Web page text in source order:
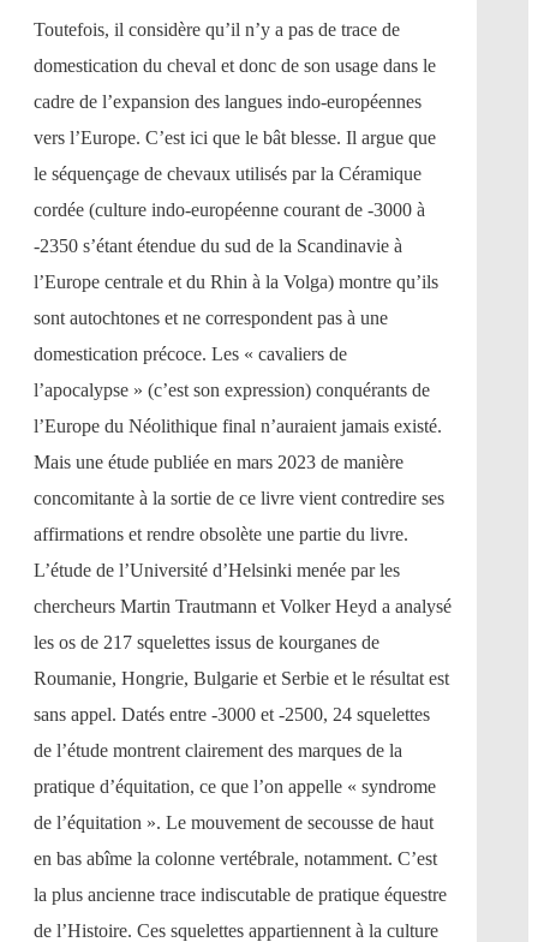
Toutefois, il considère qu’il n’y a pas de trace de
domestication du cheval et donc de son usage dans le
cadre de l’expansion des langues indo-européennes
vers l’Europe. C’est ici que le bât blesse. Il argue que
le séquençage de chevaux utilisés par la Céramique
cordée (culture indo-européenne courant de -3000 à
-2350 s’étant étendue du sud de la Scandinavie à
l’Europe centrale et du Rhin à la Volga) montre qu’ils
sont autochtones et ne correspondent pas à une
domestication précoce. Les « cavaliers de
l’apocalypse » (c’est son expression) conquérants de
l’Europe du Néolithique final n’auraient jamais existé.
Mais une étude publiée en mars 2023 de manière
concomitante à la sortie de ce livre vient contredire ses
affirmations et rendre obsolète une partie du livre.
L’étude de l’Université d’Helsinki menée par les
chercheurs Martin Trautmann et Volker Heyd a analysé
les os de 217 squelettes issus de kourganes de
Roumanie, Hongrie, Bulgarie et Serbie et le résultat est
sans appel. Datés entre -3000 et -2500, 24 squelettes
de l’étude montrent clairement des marques de la
pratique d’équitation, ce que l’on appelle « syndrome
de l’équitation ». Le mouvement de secousse de haut
en bas abîme la colonne vertébrale, notamment. C’est
la plus ancienne trace indiscutable de pratique équestre
de l’Histoire. Ces squelettes appartiennent à la culture